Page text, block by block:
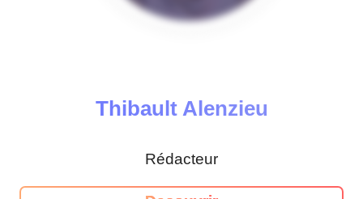
Thibault Alenzieu
Rédacteur